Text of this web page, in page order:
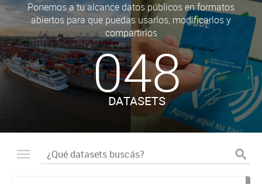
Ponemos a tu alcance datos públicos en formatos
abiertos para que puedas usarlos, modificarlos y
compartirlos
048
DATASETS